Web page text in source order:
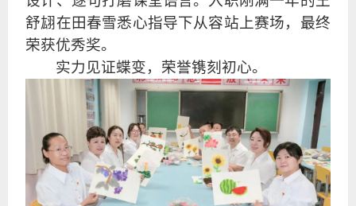
舒翃在田春雪悉心指导下从容站上赛场，最终
荣获优秀奖。
实力见证蝶变，荣誉镌刻初心。